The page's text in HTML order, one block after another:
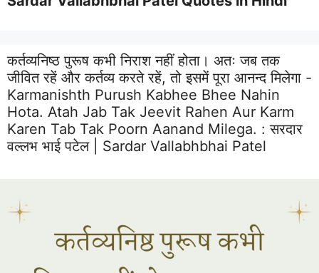
कर्तव्यनिष्ठ पुरूष कभी निराश नहीं होता। अतः जब तक
जीवित रहें और कर्तव्य करते रहें, तो इसमें पूरा आनन्द मिलेगा -
Karmanishth Purush Kabhee Bhee Nahin
Hota. Atah Jab Tak Jeevit Rahen Aur Karm
Karen Tab Tak Poorn Aanand Milega. :सरदार
वल्लभ भाई पटेल | Sardar Vallabhbhai Patel